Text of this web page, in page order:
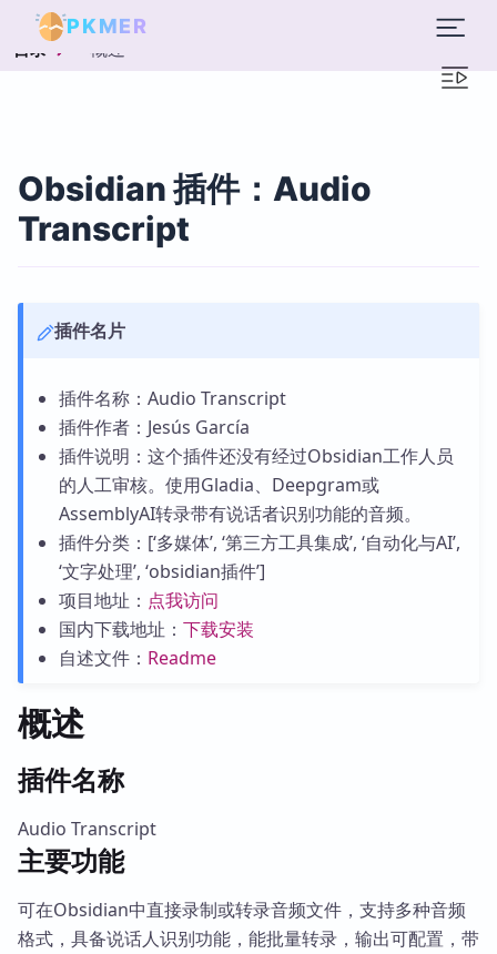
PKMER
目录 概述
Obsidian 插件：Audio
Transcript
插件名片
插件名称：Audio Transcript
插件作者：Jesús García
插件说明：这个插件还没有经过Obsidian工作人员
的人工审核。使用Gladia、Deepgram或
AssemblyAI转录带有说话者识别功能的音频。
插件分类：[‘多媒体’, ‘第三方工具集成’, ‘自动化与AI’,
‘文字处理’, ‘obsidian插件’]
项目地址： 点我访问
国内下载地址： 下载安装
自述文件： Readme
概述
插件名称
Audio Transcript
主要功能
可在Obsidian中直接录制或转录音频文件，支持多种音频
格式，具备说话人识别功能，能批量转录，输出可配置，带